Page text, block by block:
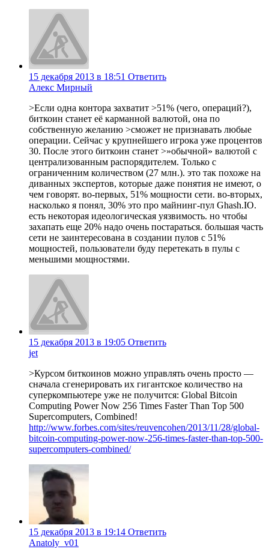
15 декабря 2013 в 18:51 Ответить
Алекс Мирный
>Если одна контора захватит >51% (чего, операций?),
биткоин станет её карманной валютой, она по
собственную желанию >сможет не признавать любые
операции. Сейчас у крупнейшего игрока уже процентов
30. После этого биткоин станет >»обычной» валютой с
централизованным распорядителем. Только с
ограниченним количеством (27 млн.). это так похоже на
диванных экспертов, которые даже понятия не имеют, о
чем говорят. во-первых, 51% мощности сети. во-вторых,
насколько я понял, 30% это про майнинг-пул Ghash.IO.
есть некоторая идеологическая уязвимость. но чтобы
захапать еще 20% надо очень постараться. большая часть
сети не заинтересована в создании пулов с 51%
мощностей, пользователи буду перетекать в пулы с
меньшими мощностями.
15 декабря 2013 в 19:05 Ответить
jet
>Курсом биткоинов можно управлять очень просто —
сначала сгенерировать их гигантское количество на
суперкомпьютере уже не получится: Global Bitcoin
Computing Power Now 256 Times Faster Than Top 500
Supercomputers, Combined!
http://www.forbes.com/sites/reuvencohen/2013/11/28/global-
bitcoin-computing-power-now-256-times-faster-than-top-500-
supercomputers-combined/
15 декабря 2013 в 19:14 Ответить
Anatoly_v01